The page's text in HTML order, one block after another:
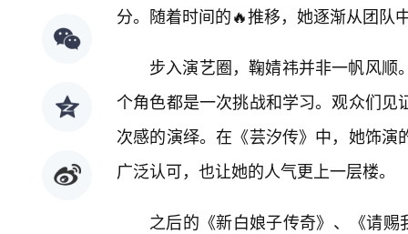
分。随着时间的🔥推移，她逐渐从团队
步入演艺圈，鞠婧祎并非一帆风
个角色都是一次挑战和学习。观众们
次感的演绎。在《芸汐传》中，她饰
广泛认可，也让她的人气更上一层楼。
之后的《新白娘子传奇》、《请